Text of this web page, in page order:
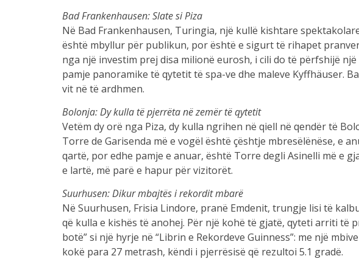
Bad Frankenhausen: Slate si Piza
Në Bad Frankenhausen, Turingia, një kullë kishtare
është mbyllur për publikun, por është e sigurt të rihapet
nga një investim prej disa milionë eurosh, i cili do të përfshijë
pamje panoramike të qytetit të spa-ve dhe maleve Kyffhäuser.
vit në të ardhmen.
Bolonja: Dy kulla të pjerrëta në zemër të qytetit
Vetëm dy orë nga Piza, dy kulla ngrihen në qiell në qendër të
Torre de Garisenda më e vogël është çështje mbresëlënëse, e
qartë, por edhe pamje e anuar, është Torre degli Asinelli më e
e lartë, më parë e hapur për vizitorët.
Suurhusen: Dikur mbajtës i rekordit mbarë
Në Suurhusen, Frisia Lindore, pranë Emdenit, trungje lisi të
që kulla e kishës të anohej. Për një kohë të gjatë, qyteti arriti të
botë” si një hyrje në “Librin e Rekordeve Guinness”: me një
kokë para 27 metrash, këndi i pjerrësisë që rezultoi 5.1 gradë.